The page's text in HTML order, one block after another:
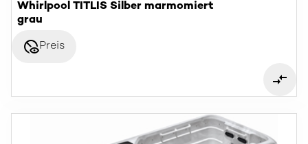
Whirlpool TITLIS Silber marmomiert
grau
disabled_visiblePreis